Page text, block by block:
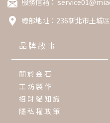
總部地址： 236新北市土城
品牌故事
關於金石
工坊製作
招財貓知識
隱私權政策